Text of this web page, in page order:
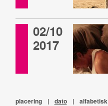
02/10
2017
placering | dato | alfabetisk